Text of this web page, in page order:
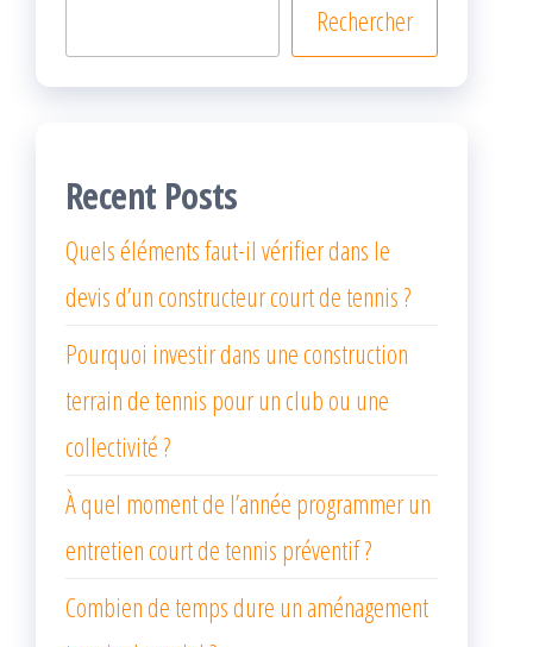
Rechercher
Recent Posts
Quels éléments faut-il vérifier dans le
devis d’un constructeur court de tennis ?
Pourquoi investir dans une construction
terrain de tennis pour un club ou une
collectivité ?
À quel moment de l’année programmer un
entretien court de tennis préventif ?
Combien de temps dure un aménagement